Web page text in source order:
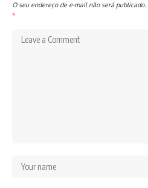
O seu endereço de e-mail não será publicado.
*